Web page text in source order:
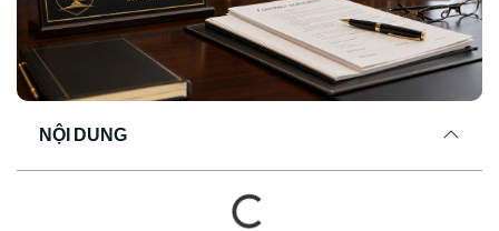
NỘI DUNG